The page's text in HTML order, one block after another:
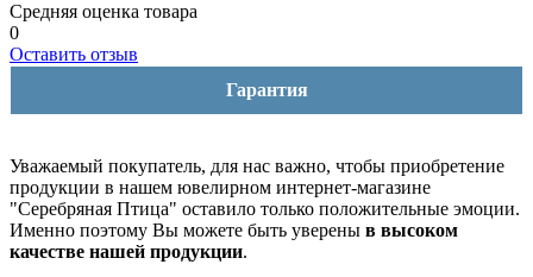
Средняя оценка товара
0
Оставить отзыв
Гарантия
Уважаемый покупатель, для нас важно, чтобы приобретение
продукции в нашем ювелирном интернет-магазине
"Серебряная Птица" оставило только положительные эмоции.
Именно поэтому Вы можете быть уверены в высоком
качестве нашей продукции.